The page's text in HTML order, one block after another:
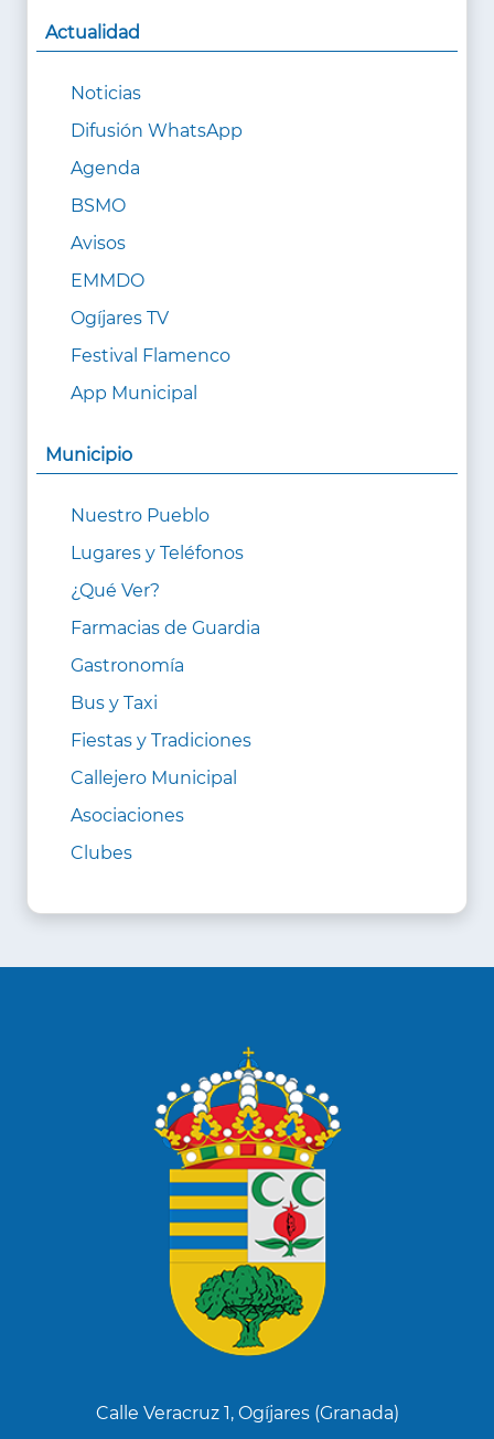
Actualidad
Noticias
Difusión WhatsApp
Agenda
BSMO
Avisos
EMMDO
Ogíjares TV
Festival Flamenco
App Municipal
Municipio
Nuestro Pueblo
Lugares y Teléfonos
¿Qué Ver?
Farmacias de Guardia
Gastronomía
Bus y Taxi
Fiestas y Tradiciones
Callejero Municipal
Asociaciones
Clubes
Calle Veracruz 1, Ogíjares (Granada)